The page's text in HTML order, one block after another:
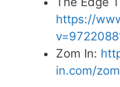
https://
Zom In:
in.com/